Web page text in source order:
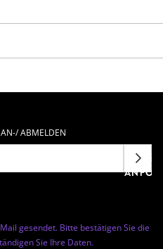
AN-/ ABMELDEN
gesendet. Bitte bestätigen Sie die
Sie Ihre Daten.